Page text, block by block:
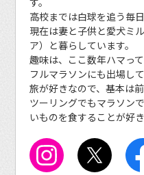
高校までは白球を追う毎
現在は妻と子供と愛犬ミ
ア）と暮らしています。
趣味は、ここ数年ハマって
フルマラソンにも出場して
旅が好きなので、基本は
ツーリングでもマラソン
いものを食することが好き